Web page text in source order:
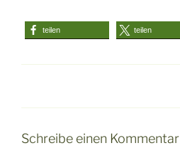
teilen teilen
Schreibe einen Kommentar